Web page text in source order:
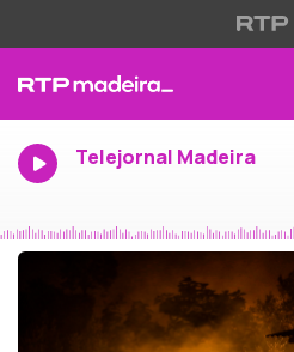
Telejornal Madeira